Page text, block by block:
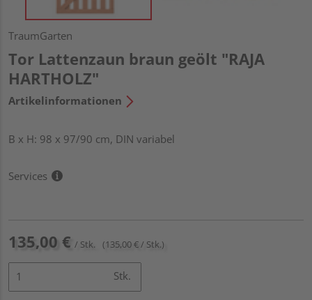
TraumGarten
Tor Lattenzaun braun geölt "RAJA
HARTHOLZ"
Artikelinformationen
B x H: 98 x 97/90 cm, DIN variabel
Services
135,00 € / Stk. (135,00 € / Stk.)
Stk.